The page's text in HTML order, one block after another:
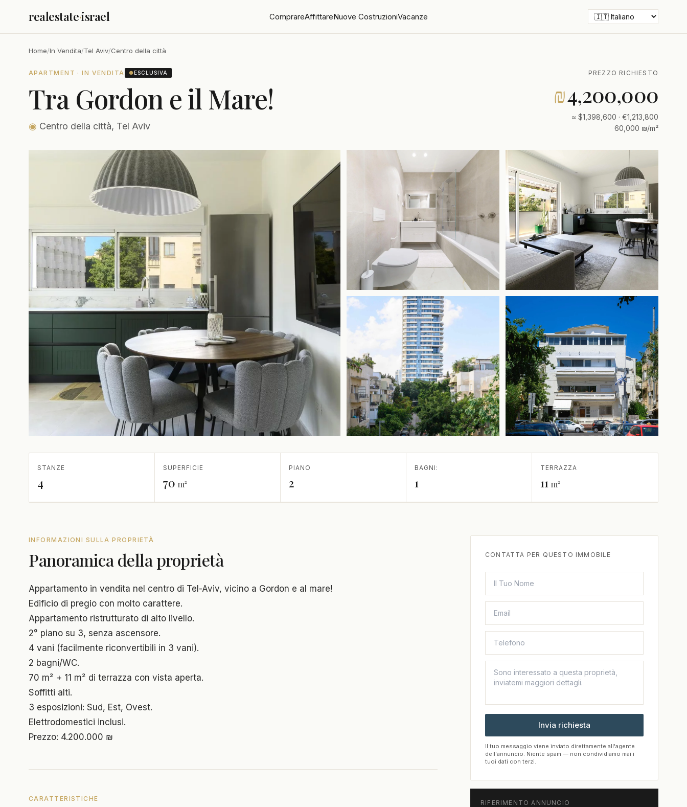
realestate·israel ComprareAffittareNuove CostruzioniVacanze
Home/In Vendita/Tel Aviv/Centro della città
APARTMENT · IN VENDITA ●ESCLUSIVA
Tra Gordon e il Mare!
◉ Centro della città, Tel Aviv
PREZZO RICHIESTO
₪4,200,000
≈ $1,398,600 · €1,213,800
60,000 ₪/m²
STANZE
4
SUPERFICIE
70 m²
PIANO
2
BAGNI:
1
TERRAZZA
11 m²
INFORMAZIONI SULLA PROPRIETÀ
Panoramica della proprietà
Appartamento in vendita nel centro di Tel-Aviv, vicino a Gordon e al mare!
Edificio di pregio con molto carattere.
Appartamento ristrutturato di alto livello.
2° piano su 3, senza ascensore.
4 vani (facilmente riconvertibili in 3 vani).
2 bagni/WC.
70 m² + 11 m² di terrazza con vista aperta.
Soffitti alti.
3 esposizioni: Sud, Est, Ovest.
Elettrodomestici inclusi.
Prezzo: 4.200.000 ₪
CARATTERISTICHE
CONTATTA PER QUESTO IMMOBILE
Invia richiesta
Il tuo messaggio viene inviato direttamente all'agente
dell'annuncio. Niente spam — non condividiamo mai i
tuoi dati con terzi.
RIFERIMENTO ANNUNCIO